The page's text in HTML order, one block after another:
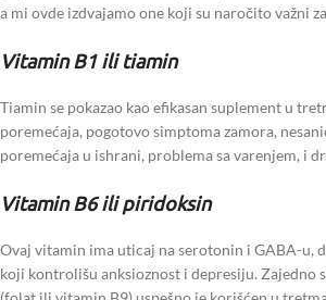
a mi ovde izdvajamo one koji su naročito važni
Vitamin B1 ili tiamin
Tiamin se pokazao kao efikasan suplement u
poremećaja, pogotovo simptoma zamora,
poremećaja u ishrani, problema sa varenjem, i dr.
Vitamin B6 ili piridoksin
Ovaj vitamin ima uticaj na serotonin i GABA-u,
koji kontrolišu anksioznost i depresiju. Zajedno